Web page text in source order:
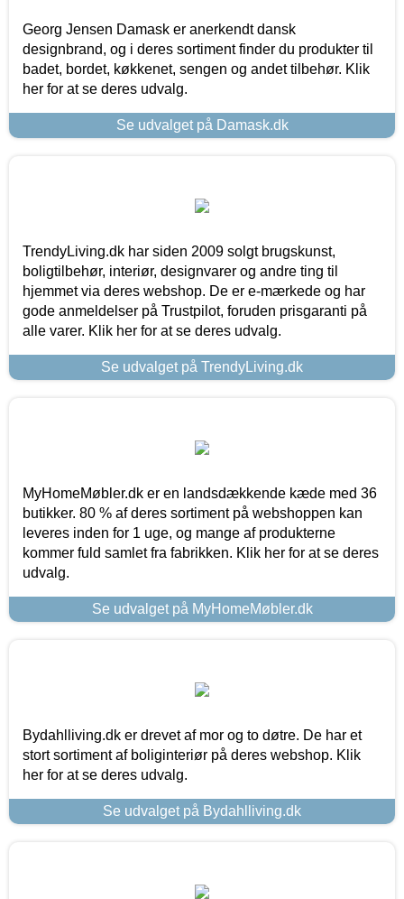
Georg Jensen Damask er anerkendt dansk
designbrand, og i deres sortiment finder du produkter til
badet, bordet, køkkenet, sengen og andet tilbehør. Klik
her for at se deres udvalg.
Se udvalget på Damask.dk
TrendyLiving.dk har siden 2009 solgt brugskunst,
boligtilbehør, interiør, designvarer og andre ting til
hjemmet via deres webshop. De er e-mærkede og har
gode anmeldelser på Trustpilot, foruden prisgaranti på
alle varer. Klik her for at se deres udvalg.
Se udvalget på TrendyLiving.dk
MyHomeMøbler.dk er en landsdækkende kæde med 36
butikker. 80 % af deres sortiment på webshoppen kan
leveres inden for 1 uge, og mange af produkterne
kommer fuld samlet fra fabrikken. Klik her for at se deres
udvalg.
Se udvalget på MyHomeMøbler.dk
Bydahlliving.dk er drevet af mor og to døtre. De har et
stort sortiment af boliginteriør på deres webshop. Klik
her for at se deres udvalg.
Se udvalget på Bydahlliving.dk